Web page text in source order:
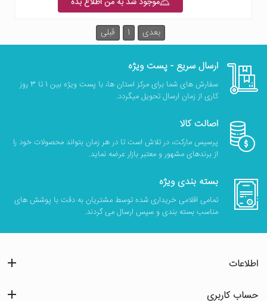
قبلی 1 بعدی
ارسال سریع - پست ویژه
سفارش های شما برای مرکز استان ها، با پست ویژه بین 1 تا 3 روز
کاری از زمان ارسال تحویل میگردد.
اصالت کالا
پرسیس مارکت، در تلاش است تا در هر زمان بتواند محصولات خود را
از برندهای مشهور و معتبر بازار عرضه نماید.
بسته بندی ویژه
تمامی اقلامی خریداری شده توسط مشتریان به دقت با پوشش های
مناسب بسته بندی و سپس ارسال می گردند.
اطلاعات
حساب کاربری